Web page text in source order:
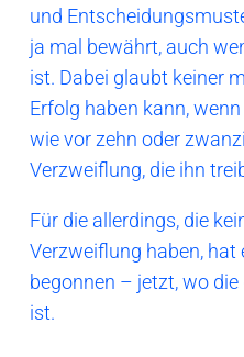
und
ja mal bewährt, auch
ist. Dabei glaubt keiner
Erfolg haben kann,
wie vor zehn oder
Verzweiflung, die ihn
Für die allerdings, die
Verzweiflung haben, hat
begonnen – jetzt, wo
ist.